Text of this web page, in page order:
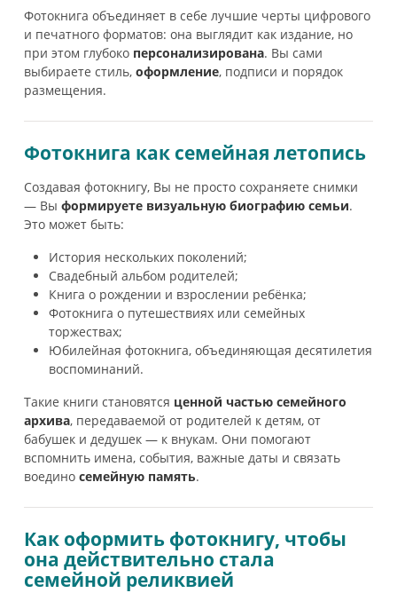
Фотокнига объединяет в себе лучшие черты цифрового
и печатного форматов: она выглядит как издание, но
при этом глубоко персонализирована. Вы сами
выбираете стиль, оформление, подписи и порядок
размещения.
Фотокнига как семейная летопись
Создавая фотокнигу, Вы не просто сохраняете снимки
— Вы формируете визуальную биографию семьи.
Это может быть:
История нескольких поколений;
Свадебный альбом родителей;
Книга о рождении и взрослении ребёнка;
Фотокнига о путешествиях или семейных
торжествах;
Юбилейная фотокнига, объединяющая десятилетия
воспоминаний.
Такие книги становятся ценной частью семейного
архива, передаваемой от родителей к детям, от
бабушек и дедушек — к внукам. Они помогают
вспомнить имена, события, важные даты и связать
воедино семейную память.
Как оформить фотокнигу, чтобы
она действительно стала
семейной реликвией